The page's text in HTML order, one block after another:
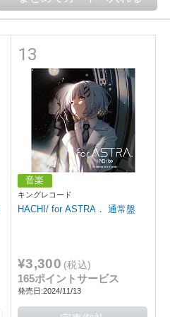
13
音楽
キングレコード
HACHI/ for ASTRA． 通常盤
¥3,300 (税込)
165ポイントサービス
発売日:2024/11/13